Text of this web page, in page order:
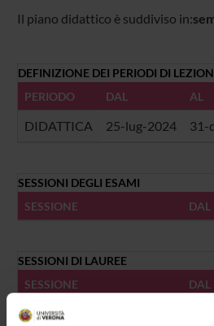
Il piano didattico è suddiviso in:
DEFINIZIONE DEI PERIODI DI
PERIODO
DAL AL
DIDATTICA 25-lug-2024 31-
SESSIONI DEGLI ESAMI
SESSIONE
DAL
SESSIONI DI LAUREE
SESSIONE
DAL